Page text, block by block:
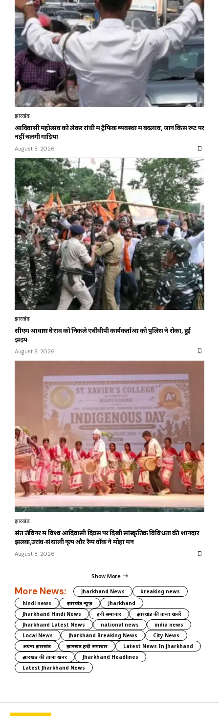
झारखंड
आदिवासी महोत्सव को लेकर रांची में ट्रैफिक व्यवस्था में बदलाव, जानें किस रूट पर
नहीं चलेंगी गाड़ियां
August 8, 2026
झारखंड
सीएम आवास घेराव को निकले एबीवीपी कार्यकर्ताओं को पुलिस ने रोका, हुई
झड़प
August 8, 2026
झारखंड
संत जेवियर में विश्व आदिवासी दिवस पर दिखी सांस्कृतिक विविधता की शानदार
झलक,उरांव-संथाली नृत्य और रैम्प वॉक ने मोहा मन
August 8, 2026
Show More
More News: Jharkhand News
breaking news
hindi news
झारखंड न्यूज़
Jharkhand
Jharkhand Hindi News
हिंदी समाचार
झारखंड की ताज़ा खबरें
Jharkhand Latest News
national news
india news
Local News
Jharkhand Breaking News
City News
अपना झारखंड
झारखंड हिंदी समाचार
Latest News In Jharkhand
झारखंड की ताज़ा ख़बर
Jharkhand Headlines
Latest Jharkhand News